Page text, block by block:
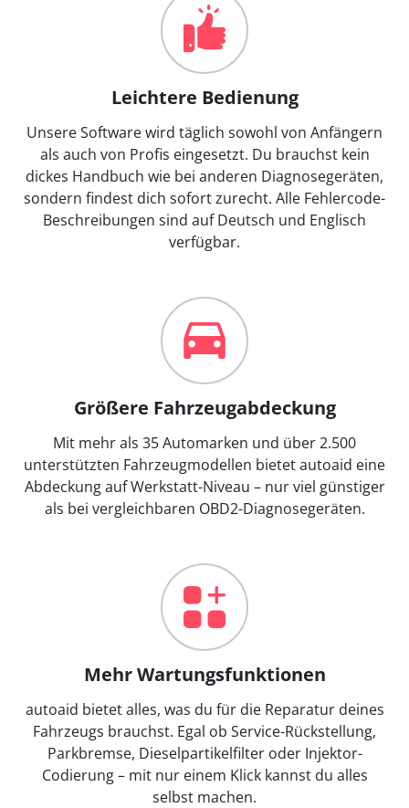
Leichtere Bedienung
Unsere Software wird täglich sowohl von Anfängern
als auch von Profis eingesetzt. Du brauchst kein
dickes Handbuch wie bei anderen Diagnosegeräten,
sondern findest dich sofort zurecht. Alle Fehlercode-
Beschreibungen sind auf Deutsch und Englisch
verfügbar.
Größere Fahrzeugabdeckung
Mit mehr als 35 Automarken und über 2.500
unterstützten Fahrzeugmodellen bietet autoaid eine
Abdeckung auf Werkstatt-Niveau – nur viel günstiger
als bei vergleichbaren OBD2-Diagnosegeräten.
Mehr Wartungsfunktionen
autoaid bietet alles, was du für die Reparatur deines
Fahrzeugs brauchst. Egal ob Service-Rückstellung,
Parkbremse, Dieselpartikelfilter oder Injektor-
Codierung – mit nur einem Klick kannst du alles
selbst machen.